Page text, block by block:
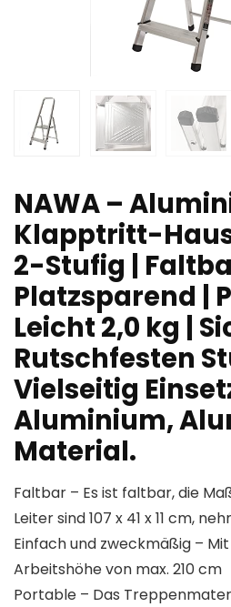
NAWA –
Klapptritt-
2-Stufig |
Platzsparend |
Leicht 2,0 kg |
Rutschfesten
Vielseitig
Aluminium,
Material.
Faltbar – Es ist faltbar, die
Leiter sind 107 x 41 x 11 cm,
Einfach und zweckmäßig –
Arbeitshöhe von max. 210 cm
Portable – Das